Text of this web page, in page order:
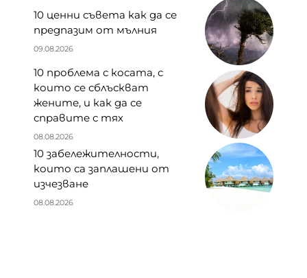
10 ценни съвета как да се
предпазим от мълния
09.08.2026
10 проблема с косата, с
които се сблъскват
жените, и как да се
справите с тях
08.08.2026
10 забележителности,
които са заплашени от
изчезване
08.08.2026